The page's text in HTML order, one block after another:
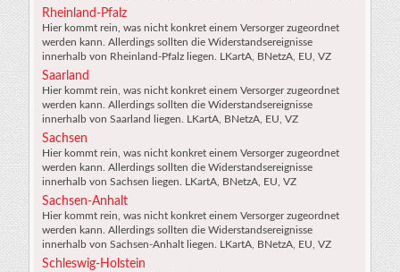
Rheinland-Pfalz
Hier kommt rein, was nicht konkret einem Versorger zugeordnet
werden kann. Allerdings sollten die Widerstandsereignisse
innerhalb von Rheinland-Pfalz liegen. LKartA, BNetzA, EU, VZ
Saarland
Hier kommt rein, was nicht konkret einem Versorger zugeordnet
werden kann. Allerdings sollten die Widerstandsereignisse
innerhalb von Saarland liegen. LKartA, BNetzA, EU, VZ
Sachsen
Hier kommt rein, was nicht konkret einem Versorger zugeordnet
werden kann. Allerdings sollten die Widerstandsereignisse
innerhalb von Sachsen liegen. LKartA, BNetzA, EU, VZ
Sachsen-Anhalt
Hier kommt rein, was nicht konkret einem Versorger zugeordnet
werden kann. Allerdings sollten die Widerstandsereignisse
innerhalb von Sachsen-Anhalt liegen. LKartA, BNetzA, EU, VZ
Schleswig-Holstein